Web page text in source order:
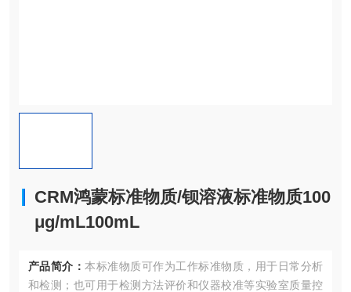
CRM鸿蒙标准物质/钡溶液标准物质100
μg/mL100mL
产品简介： 本标准物质可作为工作标准物质，用于日常分析
和检测；也可用于检测方法评价和仪器校准等实验室质量控